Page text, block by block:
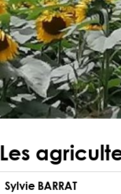
Les
Sylvie BARRAT